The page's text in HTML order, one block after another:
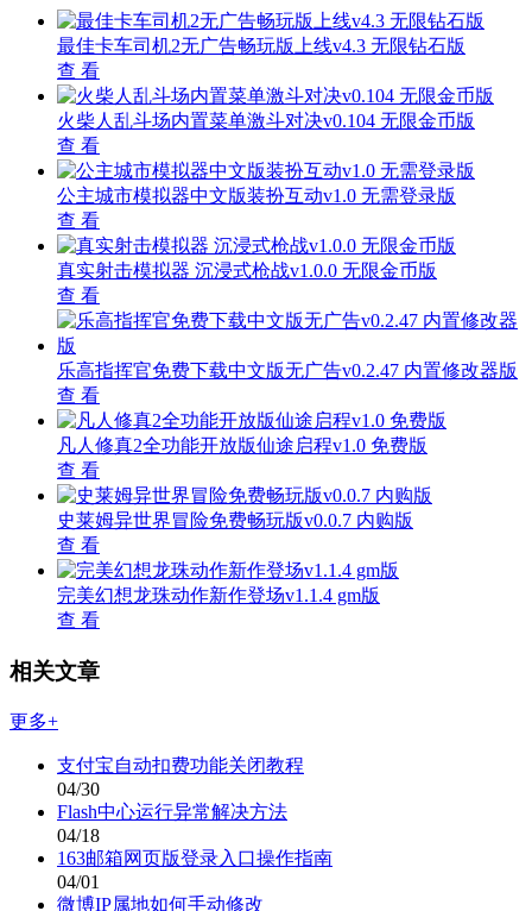
最佳卡车司机2无广告畅玩版上线v4.3 无限钻石版
查 看
火柴人乱斗场内置菜单激斗对决v0.104 无限金币版
查 看
公主城市模拟器中文版装扮互动v1.0 无需登录版
查 看
真实射击模拟器 沉浸式枪战v1.0.0 无限金币版
查 看
乐高指挥官免费下载中文版无广告v0.2.47 内置修改器版
查 看
凡人修真2全功能开放版仙途启程v1.0 免费版
查 看
史莱姆异世界冒险免费畅玩版v0.0.7 内购版
查 看
完美幻想龙珠动作新作登场v1.1.4 gm版
查 看
相关文章
更多+
支付宝自动扣费功能关闭教程
04/30
Flash中心运行异常解决方法
04/18
163邮箱网页版登录入口操作指南
04/01
微博IP属地如何手动修改